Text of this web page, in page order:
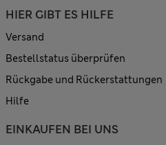
HIER GIBT ES HILFE
Versand
Bestellstatus überprüfen
Rückgabe und Rückerstattungen
Hilfe
EINKAUFEN BEI UNS